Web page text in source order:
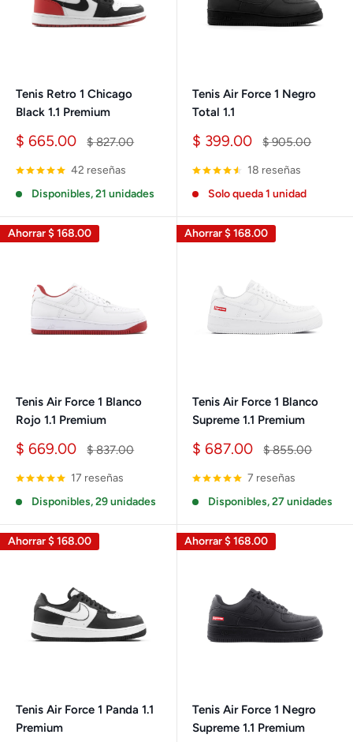
Tenis Retro 1 Chicago
Black 1.1 Premium
Precio
venta
$ 665.00
Precio
$ 827.00
42 reseñas
Disponibles, 21 unidades
Tenis Air Force 1 Negro
Total 1.1
Precio
venta
$ 399.00
Precio
$ 905.00
18 reseñas
Solo queda 1 unidad
Ahorrar$ 168.00
Tenis Air Force 1 Blanco
Rojo 1.1 Premium
Precio
venta
$ 669.00
Precio
$ 837.00
17 reseñas
Disponibles, 29 unidades
Ahorrar$ 168.00
Tenis Air Force 1 Blanco
Supreme 1.1 Premium
Precio
venta
$ 687.00
Precio
$ 855.00
7 reseñas
Disponibles, 27 unidades
Ahorrar$ 168.00
Tenis Air Force 1 Panda 1.1
Premium
Ahorrar$ 168.00
Tenis Air Force 1 Negro
Supreme 1.1 Premium